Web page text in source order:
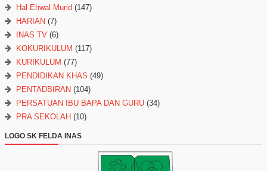
Hal Ehwal Murid (147)
HARIAN (7)
INAS TV (6)
KOKURIKULUM (117)
KURIKULUM (77)
PENDIDIKAN KHAS (49)
PENTADBIRAN (104)
PERSATUAN IBU BAPA DAN GURU (34)
PRA SEKOLAH (10)
LOGO SK FELDA INAS